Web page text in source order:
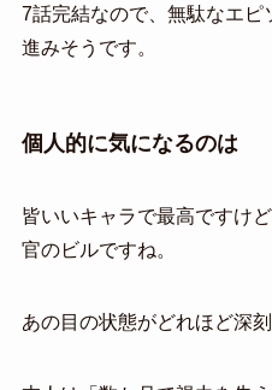
7話完結なので、無駄なエピ
進みそうです。
個人的に気になるのは
皆いいキャラで最高ですけ
官のビルですね。
あの目の状態がどれほど深